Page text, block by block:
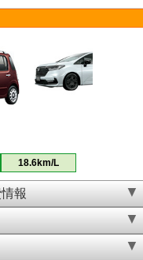
18.6km/L
報